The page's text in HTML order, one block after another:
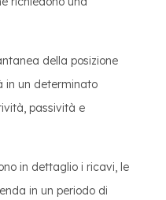
della posizione
in un determinato
passività e
in dettaglio i ricavi, le
in un periodo di